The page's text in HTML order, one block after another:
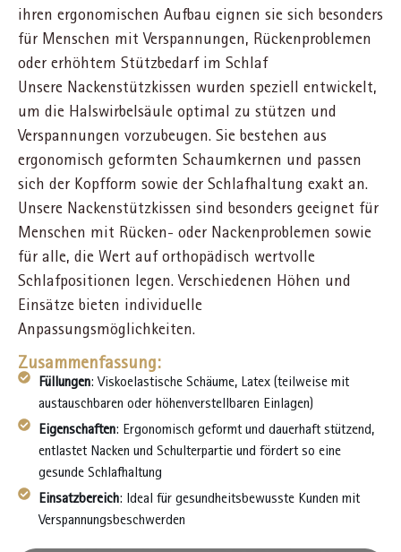
ihren ergonomischen Aufbau eignen sie sich besonders
für Menschen mit Verspannungen, Rückenproblemen
oder erhöhtem Stützbedarf im Schlaf
Unsere Nackenstützkissen wurden speziell entwickelt,
um die Halswirbelsäule optimal zu stützen und
Verspannungen vorzubeugen. Sie bestehen aus
ergonomisch geformten Schaumkernen und passen
sich der Kopfform sowie der Schlafhaltung exakt an.
Unsere Nackenstützkissen sind besonders geeignet für
Menschen mit Rücken- oder Nackenproblemen sowie
für alle, die Wert auf orthopädisch wertvolle
Schlafpositionen legen. Verschiedenen Höhen und
Einsätze bieten individuelle
Anpassungsmöglichkeiten.
Zusammenfassung:
Füllungen: Viskoelastische Schäume, Latex (teilweise mit
austauschbaren oder höhenverstellbaren Einlagen)
Eigenschaften: Ergonomisch geformt und dauerhaft stützend,
entlastet Nacken und Schulterpartie und fördert so eine
gesunde Schlafhaltung
Einsatzbereich: Ideal für gesundheitsbewusste Kunden mit
Verspannungsbeschwerden